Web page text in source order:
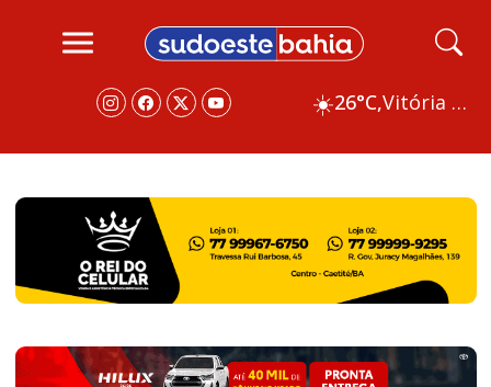
☀️26°C, Vitória da Conquista